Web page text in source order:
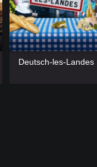
[catlist=12][/catlist]
Deutsch-les-Landes